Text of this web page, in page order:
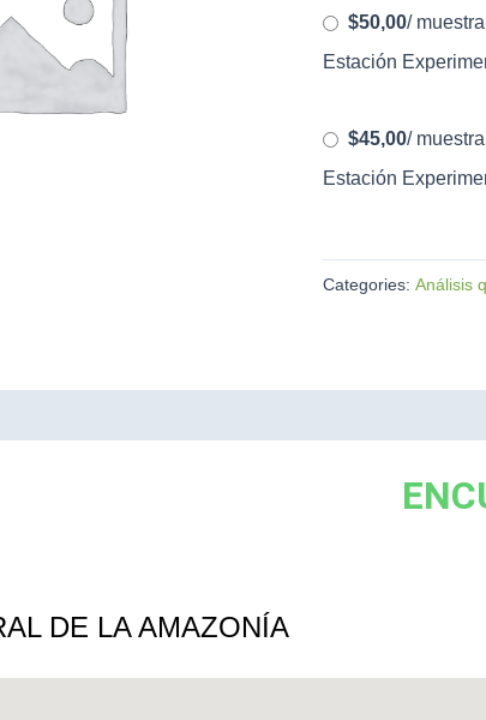
$50,00/ muestra
Estación
$45,00/ muestra
Estación
Categories: Análisis
DE LA AMAZONÍA